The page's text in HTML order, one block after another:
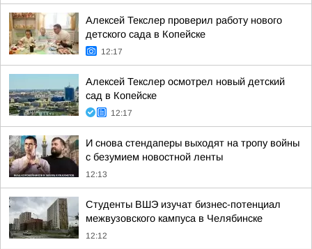
Алексей Текслер проверил работу нового
детского сада в Копейске
12:17
Алексей Текслер осмотрел новый детский
сад в Копейске
12:17
И снова стендаперы выходят на тропу войны
с безумием новостной ленты
12:13
Студенты ВШЭ изучат бизнес-потенциал
межвузовского кампуса в Челябинске
12:12